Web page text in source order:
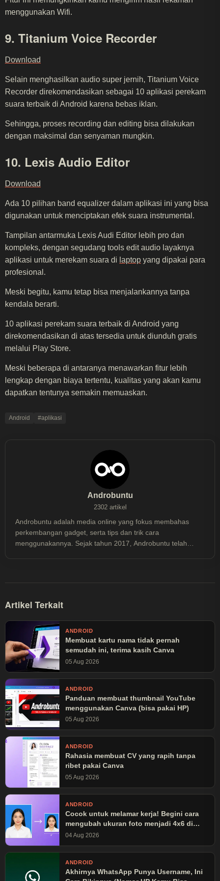
menggunakan Wifi.
9. Titanium Voice Recorder
Download
Selain menghasilkan audio super jernih, Titanium Voice
Recorder direkomendasikan sebagai 10 aplikasi perekam
suara terbaik di Android karena bebas iklan.
Sehingga, proses recording dan editing bisa dilakukan
dengan maksimal dan senyaman mungkin.
10. Lexis Audio Editor
Download
Ada 10 pilihan band equalizer dalam aplikasi ini yang bisa
digunakan untuk menciptakan efek suara instrumental.
Tampilan antarmuka Lexis Audi Editor lebih pro dan
kompleks, dengan segudang tools edit audio layaknya
aplikasi untuk merekam suara di laptop yang dipakai para
profesional.
Meski begitu, kamu tetap bisa menjalankannya tanpa
kendala berarti.
10 aplikasi perekam suara terbaik di Android yang
direkomendasikan di atas tersedia untuk diunduh gratis
melalui Play Store.
Meski beberapa di antaranya menawarkan fitur lebih
lengkap dengan biaya tertentu, kualitas yang akan kamu
dapatkan tentunya semakin memuaskan.
Android #aplikasi
Androbuntu
2302 artikel
Androbuntu adalah media online yang fokus membahas
perkembangan gadget, serta tips dan trik cara
menggunakannya. Sejak tahun 2017, Androbuntu telah
Artikel Terkait
ANDROID
Membuat kartu nama tidak pernah
semudah ini, terima kasih Canva
05 Aug 2026
ANDROID
Panduan membuat thumbnail YouTube
menggunakan Canva (bisa pakai HP)
05 Aug 2026
ANDROID
Rahasia membuat CV yang rapih tanpa
ribet pakai Canva
05 Aug 2026
ANDROID
Cocok untuk melamar kerja! Begini cara
mengubah ukuran foto menjadi 4x6 di
Canva
04 Aug 2026
ANDROID
Akhirnya WhatsApp Punya Username, Ini